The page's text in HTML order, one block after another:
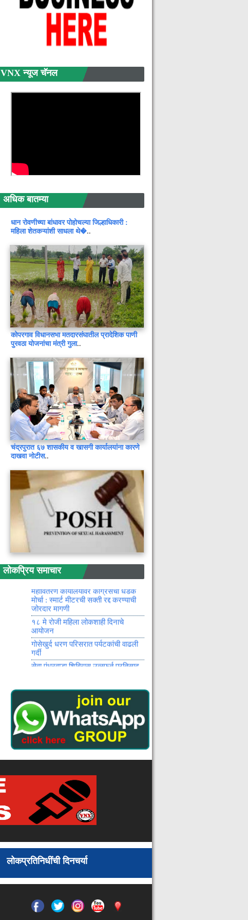
VNX न्यूज चॅनल
अधिक बातम्या
धान रोवणीच्या बांधावर पोहोचल्या जिल्हाधिकारी :
महिला शेतकऱ्यांशी साधला थे�..
कोपरगाव विधानसभा मतदारसंघातील प्रादेशिक पाणी
पुरवठा योजनांचा मंत्री गुला..
चंद्रपुरात ६७ शासकीय व खासगी कार्यालयांना कारणे
दाखवा नोटीस..
लोकप्रिय समाचार
समस्त जनतेला दीपावलीच्या हार्दिक शुभेच्छा
!
ग्राहकांनी आपल्या हक्कांबाबत जागरुक व्हावे
: अध्यक्ष तथा जिल्हा पुरवठा अधिकारी
सुधारित प्रधानमंत्री पीक विमा योजनेत
सहभागी होण्याचे आवाहन
इमारत तयार, पण उद्घाटनाला वेळ मिळेना :
महराजस्व अभियानात उत्कृष्ट कामगिरी
करणाऱ्या बीएलओ संगीता उमरे यांचा सन्मान
जिल्हयातील अनुसुचित जमातीच्या
उमेदवांराकरीता एमपीएससी पुर्व प्रशिक्षण
मंडपाला आग लागल्याने विटा टाकणारा
मजूर जळून खाक : खेडी गावातील घटना
माजी जि.प. अध्यक्ष भाग्यश्री आत्राम यांच्या
हस्ते रोमपल्ली येथे टेनिस बॉल क्रिकेट
सामन्याचे उदघाटन
राष्ट्रीय कुटुंब लाभ योजनेच्या लाभार्थ्यांना
महावितरण कार्यालयावर काँग्रेसचा धडक
मोर्चा : स्मार्ट मीटरची सक्ती रद्द करण्याची
जोरदार मागणी
१८ मे रोजी महिला लोकशाही दिनाचे
आयोजन
गोसेखुर्द धरण परिसरात पर्यटकांची वाढली
गर्दी
निप्पोन स्टील सोबत ४० हजार कोटी
गुंतवणुकीचा करार : २० हजार जणांना
रोजगार मिळणार
स्वीकृत सदस्यांचा विषय अजेंड्यावर
नसल्याने सर्वपक्षीय गटनेत्यांचा आक्षेप :
महापौरांकडे केली मागणी
टप्प्यात महोत्सवासाठी रामटेक सजले
मतदार याद्यांचे विशेष सखोल पुनरीक्षण
(SIR) २०२६
सुगंधित तंबाखू तस्करी प्रकरणात १५
दिवसांनंतरही गुन्हा दाखल नाही
लोकप्रतिनिधींची दिनचर्या